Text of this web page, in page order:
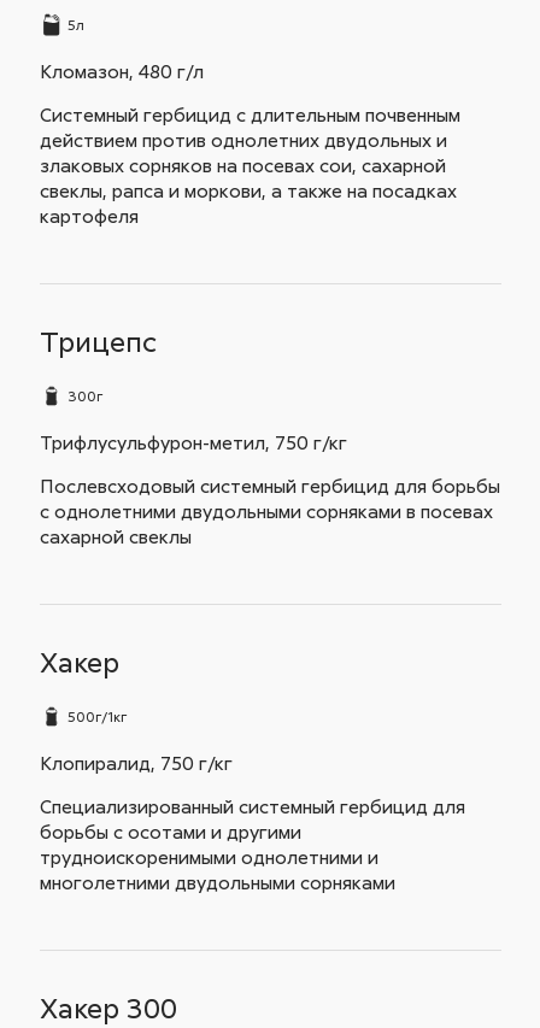
5л
Кломазон, 480 г/л
Системный гербицид с длительным почвенным
действием против однолетних двудольных и
злаковых сорняков на посевах сои, сахарной
свеклы, рапса и моркови, а также на посадках
картофеля
Трицепс
300г
Трифлусульфурон-метил, 750 г/кг
Послевсходовый системный гербицид для борьбы
с однолетними двудольными сорняками в посевах
сахарной свеклы
Хакер
500г/1кг
Клопиралид, 750 г/кг
Специализированный системный гербицид для
борьбы с осотами и другими
трудноискоренимыми однолетними и
многолетними двудольными сорняками
Хакер 300